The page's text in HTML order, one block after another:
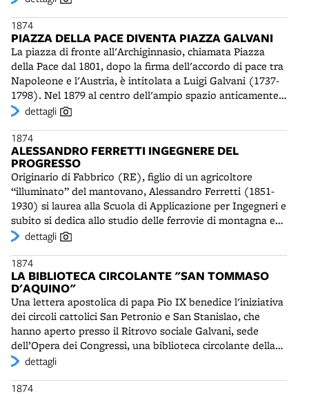
trasferita nella piazza del Mercato (poi VIII Agosto). Via
Garibaldi (già via dei Vignazzi, poi via Egitto) terminava
un tempo nei pressi del fossato della cerchia del Mille,
dove era un “guazzatoio” per i cavalli.
1874
PIAZZA DELLA PACE DIVENTA PIAZZA GALVANI
La piazza di fronte all'Archiginnasio, chiamata Piazza
della Pace dal 1801, dopo la firma dell'accordo di pace tra
Napoleone e l'Austria, è intitolata a Luigi Galvani (1737-
1798). Nel 1879 al centro dell'ampio spazio anticamente
utilizzato per la fiera del Pavaglione, verrà collocata la
Cencetti.
dettagli
1874
ALESSANDRO FERRETTI INGEGNERE DEL
PROGRESSO
Originario di Fabbrico (RE), figlio di un agricoltore
“illuminato” del mantovano, Alessandro Ferretti (1851-
1930) si laurea alla Scuola di Applicazione per Ingegneri e
subito si dedica allo studio delle ferrovie di montagna e
delle macchine per l'agricoltura. A Bologna, dove prende
periodici dedicati alla crescita economica, diffondendo le
dottrine di maestri quali Giovanni Arrivabene, esperto
doganale devoto al libero scambio, e Francesco Luigi
Botter, promotore della bonifica delle paludi ferraresi. La
carriera di Ferretti si orienta sulla progettazione e la
realizzazione di impianti di risalita e trasporto su binari a
fune, per i quali diventa figura tecnica di riferimento in
Italia. Sarà autore a Bologna delle funicolari per San
Michele in Bosco e per San Luca, in occasione della
dettagli
1874
LA BIBLIOTECA CIRCOLANTE "SAN TOMMASO
D'AQUINO"
Una lettera apostolica di papa Pio IX benedice l'iniziativa
dei circoli cattolici San Petronio e San Stanislao, che
hanno aperto presso il Ritrovo sociale Galvani, sede
dell’Opera dei Congressi, una biblioteca circolante della
gioventù cattolica dedicata a San Tommaso d‘Aquino.
aperto nel 1864 da Acquaderni e Casoni in via S. Stefano,
dettagli
1874